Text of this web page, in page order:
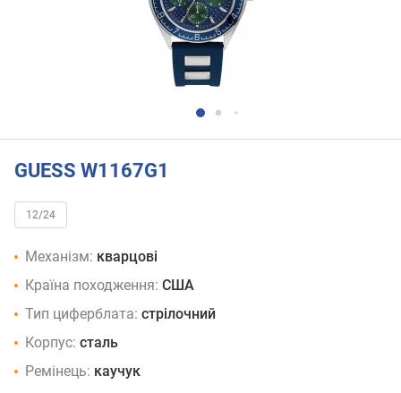
GUESS W1167G1
12/24
Механізм: кварцові
Країна походження: США
Тип циферблата: стрілочний
Корпус: сталь
Ремінець: каучук